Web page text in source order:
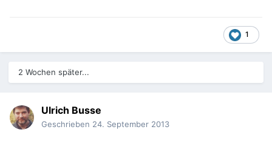
1
2 Wochen später...
Ulrich Busse
Geschrieben 24. September 2013